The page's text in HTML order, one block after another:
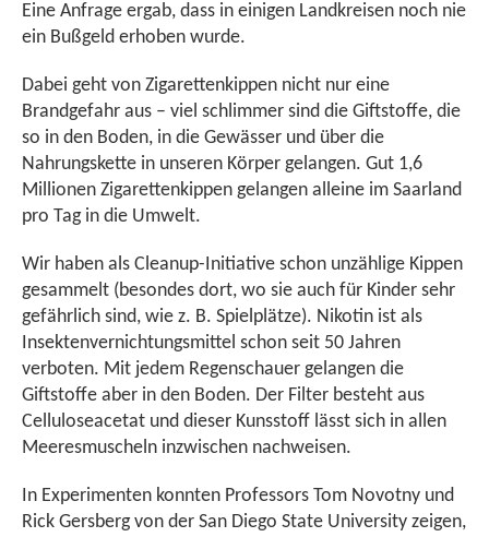
Eine Anfrage ergab, dass in einigen Landkreisen noch nie
ein Bußgeld erhoben wurde.
Dabei geht von Zigarettenkippen nicht nur eine
Brandgefahr aus – viel schlimmer sind die Giftstoffe, die
so in den Boden, in die Gewässer und über die
Nahrungskette in unseren Körper gelangen. Gut 1,6
Millionen Zigarettenkippen gelangen alleine im Saarland
pro Tag in die Umwelt.
Wir haben als Cleanup-Initiative schon unzählige Kippen
gesammelt (besondes dort, wo sie auch für Kinder sehr
gefährlich sind, wie z. B. Spielplätze). Nikotin ist als
Insektenvernichtungsmittel schon seit 50 Jahren
verboten. Mit jedem Regenschauer gelangen die
Giftstoffe aber in den Boden. Der Filter besteht aus
Celluloseacetat und dieser Kunsstoff lässt sich in allen
Meeresmuscheln inzwischen nachweisen.
In Experimenten konnten Professors Tom Novotny und
Rick Gersberg von der San Diego State University zeigen,